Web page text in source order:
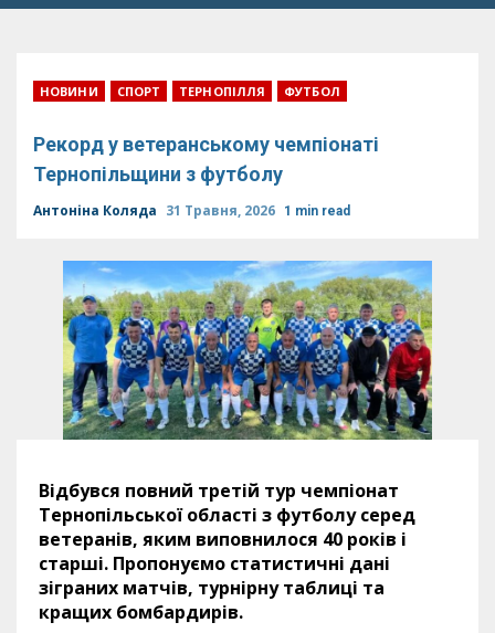
НОВИНИ СПОРТ ТЕРНОПІЛЛЯ ФУТБОЛ
Рекорд у ветеранському чемпіонаті
Тернопільщини з футболу
Антоніна Коляда 31 Травня, 2026 1 min read
Відбувся повний третій тур чемпіонат
Тернопільської області з футболу серед
ветеранів, яким виповнилося 40 років і
старші. Пропонуємо статистичні дані
зіграних матчів, турнірну таблиці та
кращих бомбардирів.